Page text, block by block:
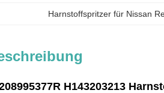
Harnstoffspritzer für Nissan
H143203213